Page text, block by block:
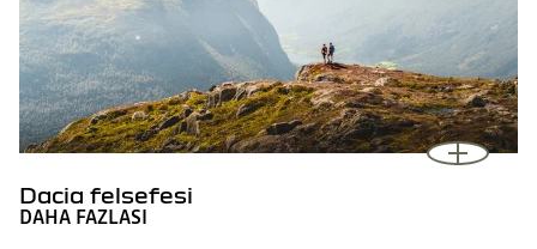
Dacia felsefesi
DAHA FAZLASI